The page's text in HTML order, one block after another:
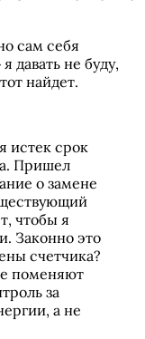
сам себя
давать не буду,
найдет.
истек срок
Пришел
о замене
чтобы я
Законно это
счетчика?
поменяют
за
а не